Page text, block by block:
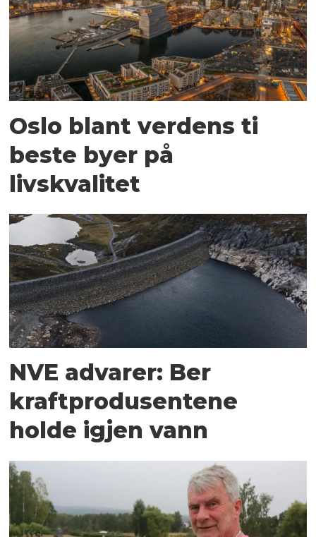
Oslo blant verdens ti
beste byer på
livskvalitet
NVE advarer: Ber
kraftprodusentene
holde igjen vann